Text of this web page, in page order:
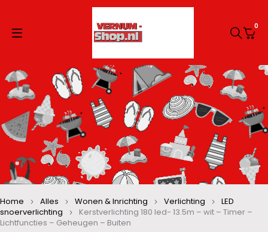
0
Home Alles Wonen & Inrichting Verlichting
LED
snoerverlichting
Kerstverlichting 180 led- 13.5m – wit – Timer –
Lichtfuncties – Geheugen – Buiten